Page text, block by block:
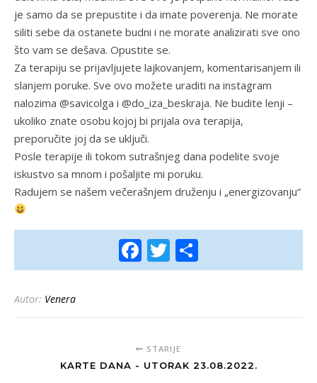
je samo da se prepustite i da imate poverenja. Ne morate
siliti sebe da ostanete budni i ne morate analizirati sve ono
što vam se dešava. Opustite se.
Za terapiju se prijavljujete lajkovanjem, komentarisanjem ili
slanjem poruke. Sve ovo možete uraditi na instagram
nalozima @savicolga i @do_iza_beskraja. Ne budite lenji –
ukoliko znate osobu kojoj bi prijala ova terapija,
preporučite joj da se uključi.
Posle terapije ili tokom sutrašnjeg dana podelite svoje
iskustvo sa mnom i pošaljite mi poruku.
Facebook
Twitter
Autor: Venera
STARIJE
KARTE DANA - UTORAK 23.08.2022.